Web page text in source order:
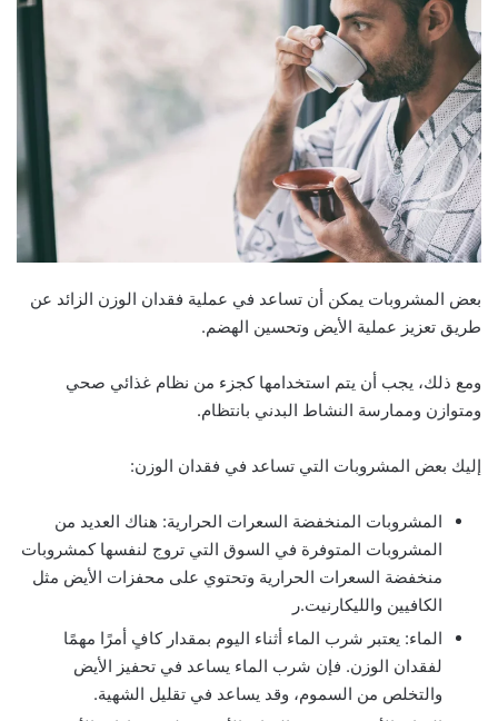
بعض المشروبات يمكن أن تساعد في عملية فقدان الوزن الزائد عن
طريق تعزيز عملية الأيض وتحسين الهضم.
ومع ذلك، يجب أن يتم استخدامها كجزء من نظام غذائي صحي
ومتوازن وممارسة النشاط البدني بانتظام.
إليك بعض المشروبات التي تساعد في فقدان الوزن:
المشروبات المنخفضة السعرات الحرارية: هناك العديد من
المشروبات المتوفرة في السوق التي تروج لنفسها كمشروبات
منخفضة السعرات الحرارية وتحتوي على محفزات الأيض مثل
الكافيين والليكارنيت.ر
الماء: يعتبر شرب الماء أثناء اليوم بمقدار كافٍ أمرًا مهمًا
لفقدان الوزن. فإن شرب الماء يساعد في تحفيز الأيض
والتخلص من السموم، وقد يساعد في تقليل الشهية.